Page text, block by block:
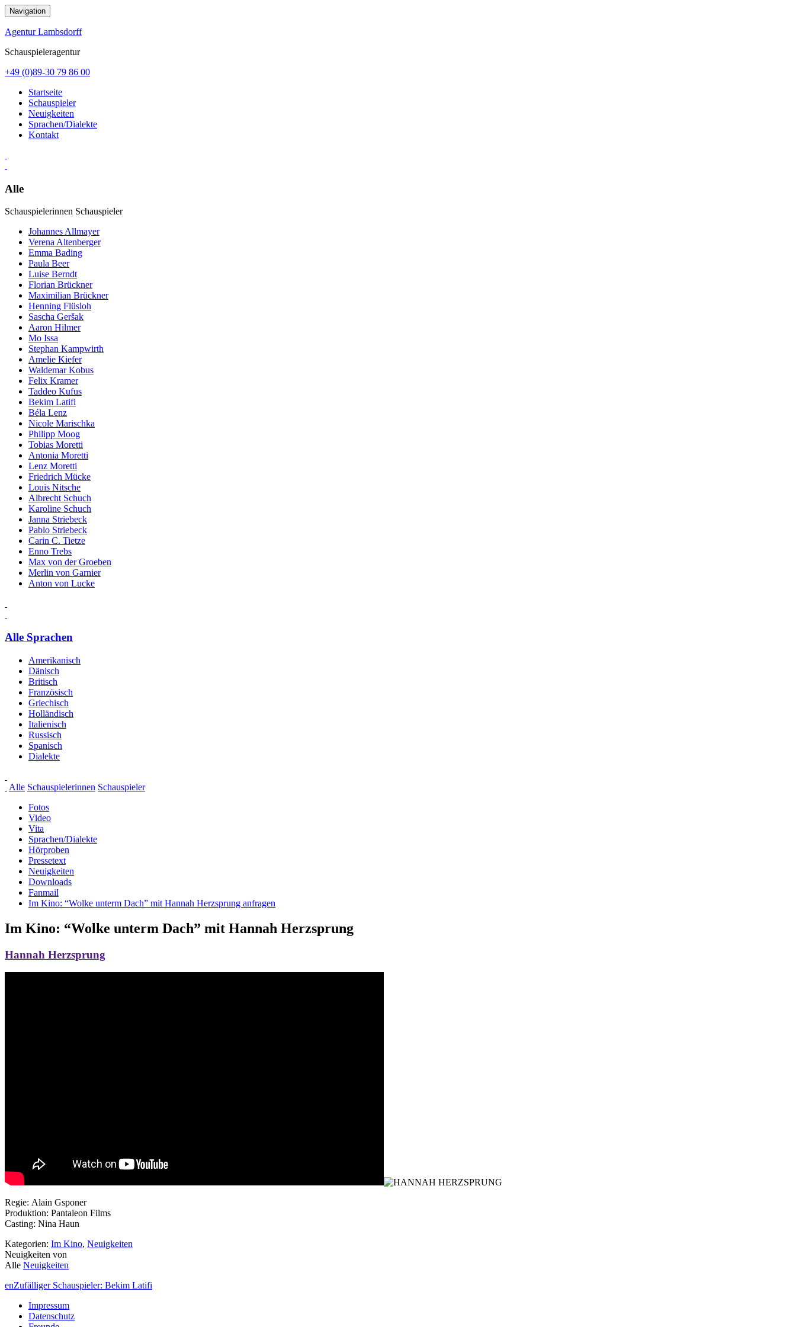
Zum
Inhalt
springen
Navigation
Agentur Lambsdorff
Schauspieleragentur
+49 (0)89-30 79 86 00
Startseite
Schauspieler
Neuigkeiten
Sprachen/Dialekte
Kontakt
Alle
Schauspielerinnen Schauspieler
Johannes Allmayer
Verena Altenberger
Emma Bading
Paula Beer
Luise Berndt
Florian Brückner
Maximilian Brückner
Henning Flüsloh
Sascha Geršak
Aaron Hilmer
Mo Issa
Stephan Kampwirth
Amelie Kiefer
Waldemar Kobus
Felix Kramer
Taddeo Kufus
Bekim Latifi
Béla Lenz
Nicole Marischka
Philipp Moog
Tobias Moretti
Antonia Moretti
Lenz Moretti
Friedrich Mücke
Louis Nitsche
Albrecht Schuch
Karoline Schuch
Janna Striebeck
Pablo Striebeck
Carin C. Tietze
Enno Trebs
Max von der Groeben
Merlin von Garnier
Anton von Lucke
Alle Sprachen
Amerikanisch
Dänisch
Britisch
Französisch
Griechisch
Holländisch
Italienisch
Russisch
Spanisch
Dialekte
Alle Schauspielerinnen Schauspieler
Fotos
Video
Vita
Sprachen/Dialekte
Hörproben
Pressetext
Neuigkeiten
Downloads
Fanmail
Im Kino: “Wolke unterm Dach” mit Hannah Herzsprung anfragen
Im Kino: “Wolke unterm Dach” mit Hannah Herzsprung
Hannah Herzsprung
Regie: Alain Gsponer
Produktion: Pantaleon Films
Casting: Nina Haun
Kategorien: Im Kino, Neuigkeiten
Neuigkeiten von
Alle Neuigkeiten
enZufälliger Schauspieler: Bekim Latifi
Impressum
Datenschutz